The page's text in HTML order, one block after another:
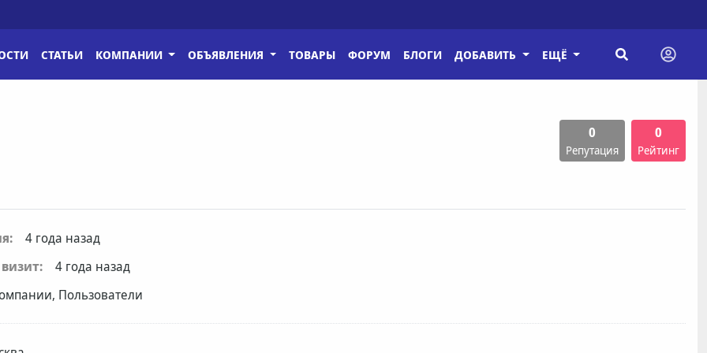
СТАТЬИ КОМПАНИИ ОБЪЯВЛЕНИЯ ТОВАРЫ ФОРУМ БЛОГИ ДОБАВИТЬ ЕЩЁ
0
Репутация
0
Рейтинг
4 года назад
4 года назад
Пользователи